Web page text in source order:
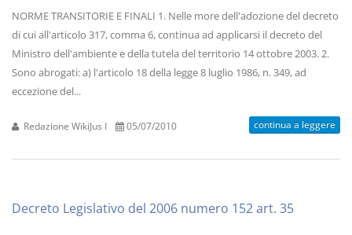
NORME TRANSITORIE E FINALI 1. Nelle more dell'adozione del decreto
di cui all'articolo 317, comma 6, continua ad applicarsi il decreto del
Ministro dell'ambiente e della tutela del territorio 14 ottobre 2003. 2.
Sono abrogati: a) l'articolo 18 della legge 8 luglio 1986, n. 349, ad
eccezione del...
Redazione WikiJus I 05/07/2010 continua a leggere
Decreto Legislativo del 2006 numero 152 art. 35